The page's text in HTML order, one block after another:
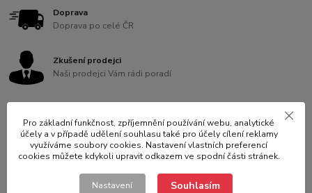
Doprava
Doprava po celé ČR
Zkušení prodejci
Naši prodejci Vám rádi poradí
Jsme na trhu více než 10 let
Záruka kvality
Vybíráme pro Vás to nejlepší na trhu
Pro základní funkčnost, zpříjemnění používání webu, analytické
účely a v případě udělení souhlasu také pro účely cílení reklamy
využíváme soubory cookies. Nastavení vlastních preferencí
cookies můžete kdykoli upravit odkazem ve spodní části stránek.
Nastavení Souhlasím